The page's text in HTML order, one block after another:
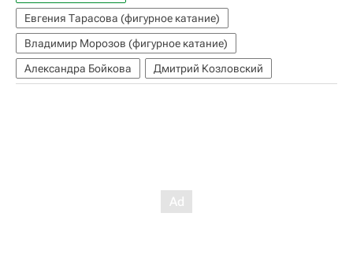
Евгения Тарасова (фигурное катание)
Владимир Морозов (фигурное катание)
Александра Бойкова
Дмитрий Козловский